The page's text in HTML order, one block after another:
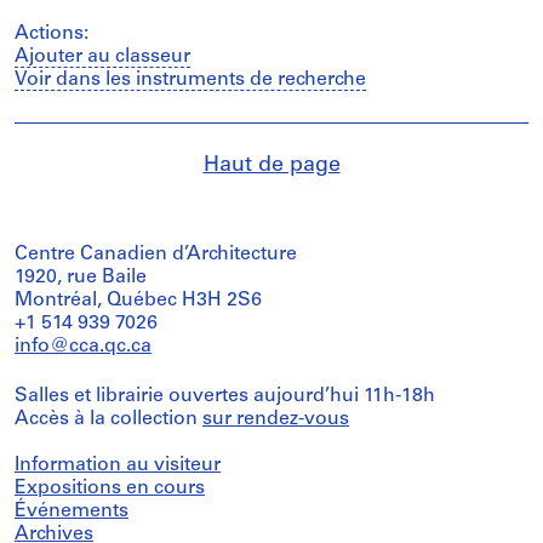
Actions:
Ajouter au classeur
Voir dans les instruments de recherche
Haut de page
Centre Canadien d’Architecture
1920, rue Baile
Montréal, Québec H3H 2S6
+1 514 939 7026
info@cca.qc.ca
Salles et librairie ouvertes aujourd’hui 11h-18h
Accès à la collection sur rendez-vous
Information au visiteur
Expositions en cours
Événements
Archives